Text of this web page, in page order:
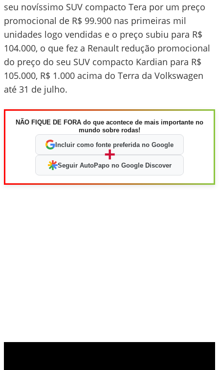
seu novíssimo SUV compacto Tera por um preço
promocional de R$ 99.900 nas primeiras mil
unidades logo vendidas e o preço subiu para R$
104.000, o que fez a Renault redução promocional
do preço do seu SUV compacto Kardian para R$
105.000, R$ 1.000 acima do Terra da Volkswagen
até 31 de julho.
NÃO FIQUE DE FORA do que acontece de mais importante no
mundo sobre rodas!
Incluir como fonte preferida no Google
+
Seguir AutoPapo no Google Discover